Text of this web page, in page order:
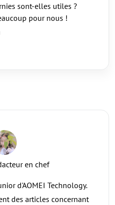
sont-elles utiles ?
pour nous !
en chef
d'AOMEI Technology.
des articles concernant